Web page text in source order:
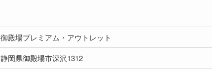
御殿場プレミアム・アウトレット
静岡県御殿場市深沢1312